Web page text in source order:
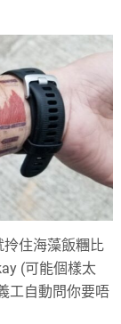
拎住海藻飯糰比
(可能個樣太
工自動問你要唔